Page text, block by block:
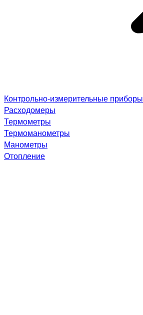
Контрольно-измерительные приборы
Расходомеры
Термометры
Термоманометры
Манометры
Отопление